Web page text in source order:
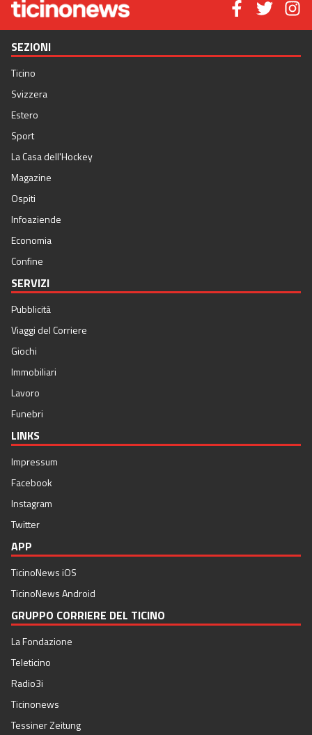
SEZIONI
Ticino
Svizzera
Estero
Sport
La Casa dell'Hockey
Magazine
Ospiti
Infoaziende
Economia
Confine
SERVIZI
Pubblicità
Viaggi del Corriere
Giochi
Immobiliari
Lavoro
Funebri
LINKS
Impressum
Facebook
Instagram
Twitter
APP
TicinoNews iOS
TicinoNews Android
GRUPPO CORRIERE DEL TICINO
La Fondazione
Teleticino
Radio3i
Ticinonews
Tessiner Zeitung